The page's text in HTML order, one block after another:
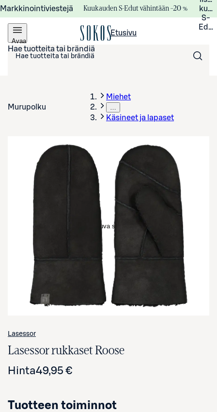
Markkinointiviestejä Kuukauden S-Edut vähintään –20 %
S-
Avaa
valikko
Etusivu
Hae tuotteita tai brändiä
Murupolku
Miehet
…
Käsineet ja lapaset
Avaa tuotekuva suurennettuna
Lasessor
Lasessor rukkaset Roose
Hinta49,95 €
Tuotteen toiminnot